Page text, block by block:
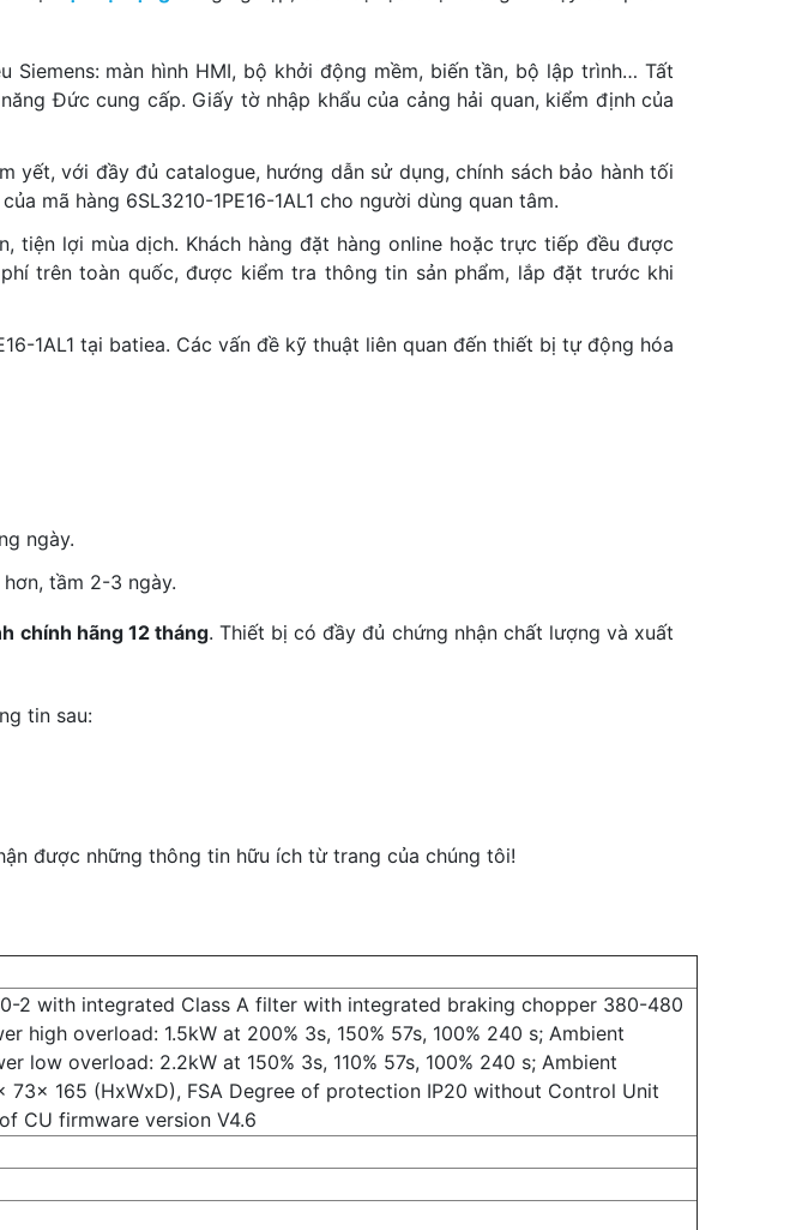
Siemens: màn hình HMI, bộ khởi động mềm, biến tần, bộ lập trình… Tất
Đức cung cấp. Giấy tờ nhập khẩu của cảng hải quan, kiểm định của
yết, với đầy đủ catalogue, hướng dẫn sử dụng, chính sách bảo hành tối
mã hàng 6SL3210-1PE16-1AL1 cho người dùng quan tâm.
tiện lợi mùa dịch. Khách hàng đặt hàng online hoặc trực tiếp đều được
trên toàn quốc, được kiểm tra thông tin sản phẩm, lắp đặt trước khi
1AL1 tại batiea. Các vấn đề kỹ thuật liên quan đến thiết bị tự động hóa
ngày.
tầm 2-3 ngày.
chính hãng 12 tháng. Thiết bị có đầy đủ chứng nhận chất lượng và xuất
tin sau:
được những thông tin hữu ích từ trang của chúng tôi!
2 with integrated Class A filter with integrated braking chopper 380-480
high overload: 1.5kW at 200% 3s, 150% 57s, 100% 240 s; Ambient
low overload: 2.2kW at 150% 3s, 110% 57s, 100% 240 s; Ambient
73x 165 (HxWxD), FSA Degree of protection IP20 without Control Unit
CU firmware version V4.6